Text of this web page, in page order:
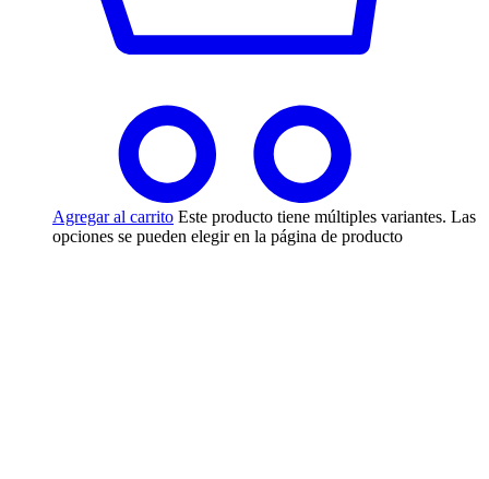
Agregar al carrito Este producto tiene múltiples variantes. Las
opciones se pueden elegir en la página de producto